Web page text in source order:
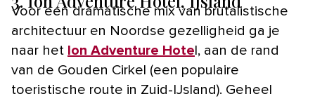
Voor een dramatische mix van brutalistische
architectuur en Noordse gezelligheid ga je
naar het Ion Adventure Hotel, aan de rand
van de Gouden Cirkel (een populaire
toeristische route in Zuid-IJsland). Geheel